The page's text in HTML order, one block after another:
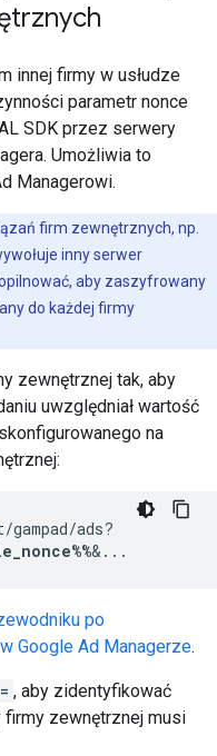
innej firmy w usłudze
parametr nonce
SDK przez serwery
Umożliwia to
Managerowi.
firm zewnętrznych, np.
inny serwer
aby zaszyfrowany
do każdej firmy
zewnętrznej tak, aby
uwzględniał wartość
na
ads?
&...
po
Google Ad Managerze.
, aby zidentyfikować
firmy zewnętrznej musi